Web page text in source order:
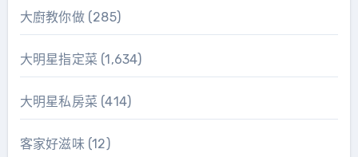
大廚教你做(285)
大明星指定菜 (1,634)
大明星私房菜 (414)
客家好滋味(12)